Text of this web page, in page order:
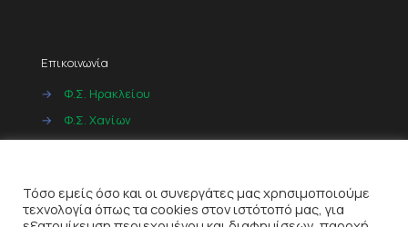
Επικοινωνία
→
Φ.Σ. Ηρακλείου
→
Φ.Σ. Χανίων
Τόσο εμείς όσο και οι συνεργάτες μας χρησιμοποιούμε
τεχνολογία όπως τα cookies στον ιστότοπό μας, για